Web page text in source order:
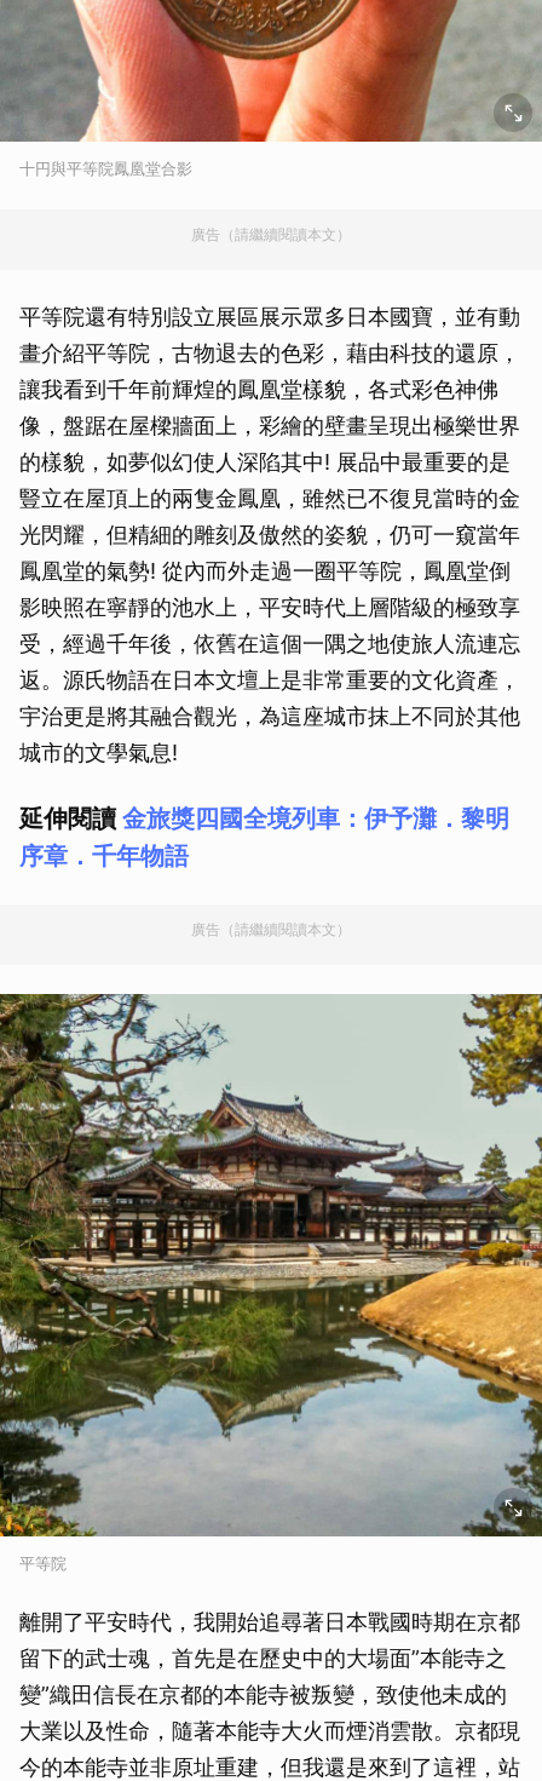
十円與平等院鳳凰堂合影
廣告（請繼續閱讀本文）
平等院還有特別設立展區展示眾多日本國寶，並有動
畫介紹平等院，古物退去的色彩，藉由科技的還原，
讓我看到千年前輝煌的鳳凰堂樣貌，各式彩色神佛
像，盤踞在屋樑牆面上，彩繪的壁畫呈現出極樂世界
的樣貌，如夢似幻使人深陷其中! 展品中最重要的是
豎立在屋頂上的兩隻金鳳凰，雖然已不復見當時的金
光閃耀，但精細的雕刻及傲然的姿貌，仍可一窺當年
鳳凰堂的氣勢! 從內而外走過一圈平等院，鳳凰堂倒
影映照在寧靜的池水上，平安時代上層階級的極致享
受，經過千年後，依舊在這個一隅之地使旅人流連忘
返。源氏物語在日本文壇上是非常重要的文化資產，
宇治更是將其融合觀光，為這座城市抹上不同於其他
城市的文學氣息!
延伸閱讀 金旅獎四國全境列車：伊予灘．黎明
序章．千年物語
廣告（請繼續閱讀本文）
平等院
離開了平安時代，我開始追尋著日本戰國時期在京都
留下的武士魂，首先是在歷史中的大場面”本能寺之
變”織田信長在京都的本能寺被叛變，致使他未成的
大業以及性命，隨著本能寺大火而煙消雲散。京都現
今的本能寺並非原址重建，但我還是來到了這裡，站